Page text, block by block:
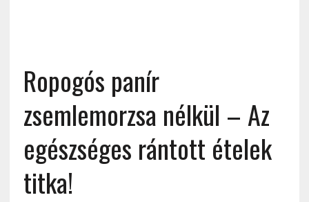
Ropogós panír
zsemlemorzsa nélkül – Az
egészséges rántott ételek
titka!